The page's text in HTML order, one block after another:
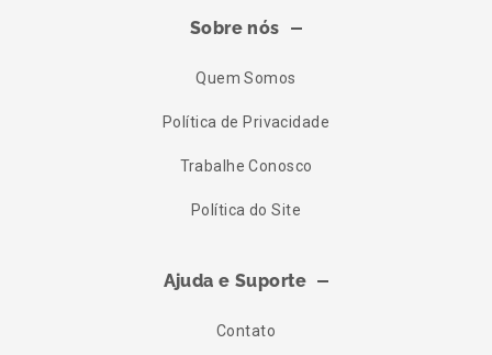
Sobre nós
Quem Somos
Política de Privacidade
Trabalhe Conosco
Política do Site
Ajuda e Suporte
Contato